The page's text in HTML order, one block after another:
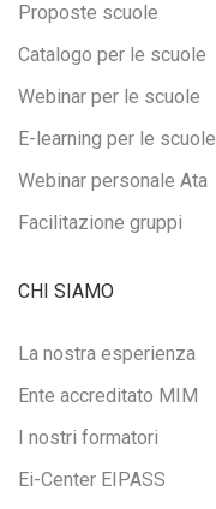
Proposte scuole
Catalogo per le scuole
Webinar per le scuole
E-learning per le scuole
Webinar personale Ata
Facilitazione gruppi
CHI SIAMO
La nostra esperienza
Ente accreditato MIM
I nostri formatori
Ei-Center EIPASS